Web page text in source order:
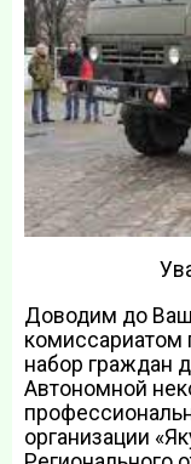
Доводим до
комиссариатом
набор граждан
Автономной
организации